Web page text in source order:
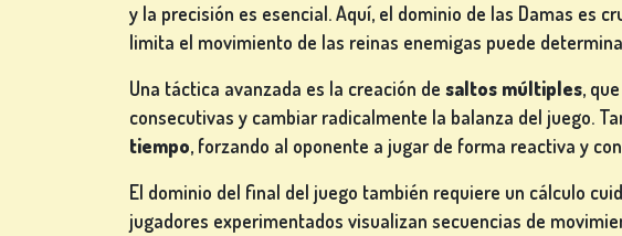
y la precisión es esencial. Aquí, el dominio de las Damas es
limita el movimiento de las reinas enemigas puede
Una táctica avanzada es la creación de saltos múltiples,
consecutivas y cambiar radicalmente la balanza del juego.
tiempo, forzando al oponente a jugar de forma reactiva y
El dominio del final del juego también requiere un cálculo
jugadores experimentados visualizan secuencias de